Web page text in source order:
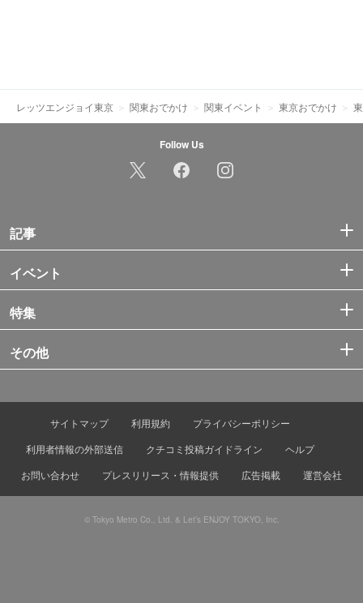
レッツエンジョイ東京 関東おでかけ 関東イベント 東京おでかけ
Follow Us
記事
イベント
特集
その他
サイトマップ 利用規約
プライバシーポリシー
利用者情報の外部送信
クチコミ投稿ガイドライン
ヘルプ
お問い合わせ
プレスリリース・情報提供 広告掲載 運営会社
© Tokyo Metro Co., Ltd. & Let’s ENJOY TOKYO, Inc.